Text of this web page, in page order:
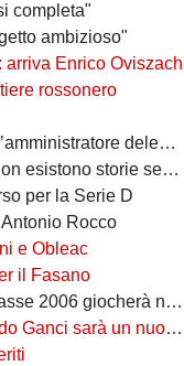
completa"
ambizioso"
arriva Enrico Oviszach
rossonero
delegato
storie senza avversari”
per la Serie D
Rocco
e Obleac
il Fasano
giocherà nel Lanciano
sarà un nuovo giocatore